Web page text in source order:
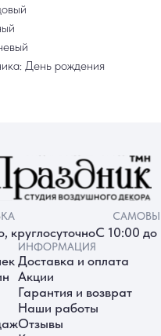
День рождения
Александровна,
ОГРНИП
ПД
ПД
рассылку